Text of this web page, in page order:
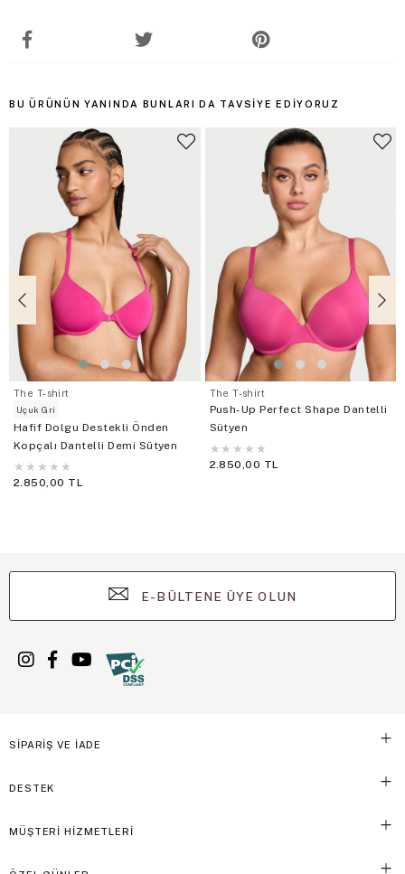
BU ÜRÜNÜN YANINDA BUNLARI DA TAVSIYE EDIYORUZ
The T-shirt
Uçuk Gri
Hafif Dolgu Destekli Önden
Kopçalı Dantelli Demi Sütyen
★ ★ ★ ★ ★
2.850,00 TL
The T-shirt
Push-Up Perfect Shape Dantelli
Sütyen
★ ★ ★ ★ ★
2.850,00 TL
E-BÜLTENE ÜYE OLUN
SİPARİŞ VE İADE
DESTEK
MÜŞTERİ HİZMETLERİ